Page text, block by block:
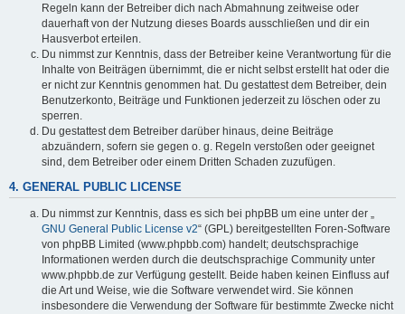
Regeln kann der Betreiber dich nach Abmahnung zeitweise oder
dauerhaft von der Nutzung dieses Boards ausschließen und dir ein
Hausverbot erteilen.
Du nimmst zur Kenntnis, dass der Betreiber keine Verantwortung für die
Inhalte von Beiträgen übernimmt, die er nicht selbst erstellt hat oder die
er nicht zur Kenntnis genommen hat. Du gestattest dem Betreiber, dein
Benutzerkonto, Beiträge und Funktionen jederzeit zu löschen oder zu
sperren.
Du gestattest dem Betreiber darüber hinaus, deine Beiträge
abzuändern, sofern sie gegen o. g. Regeln verstoßen oder geeignet
sind, dem Betreiber oder einem Dritten Schaden zuzufügen.
4. GENERAL PUBLIC LICENSE
Du nimmst zur Kenntnis, dass es sich bei phpBB um eine unter der „
GNU General Public License v2“ (GPL) bereitgestellten Foren-Software
von phpBB Limited (www.phpbb.com) handelt; deutschsprachige
Informationen werden durch die deutschsprachige Community unter
www.phpbb.de zur Verfügung gestellt. Beide haben keinen Einfluss auf
die Art und Weise, wie die Software verwendet wird. Sie können
insbesondere die Verwendung der Software für bestimmte Zwecke nicht